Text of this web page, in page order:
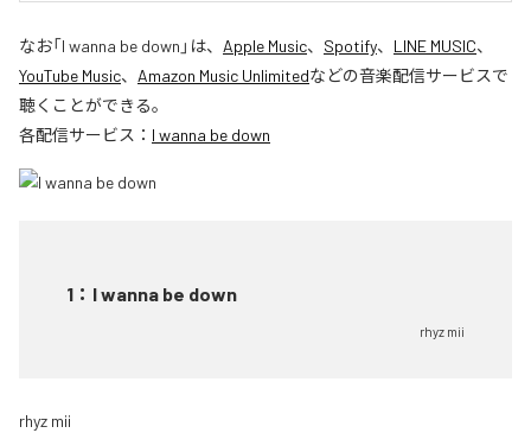
なお「I wanna be down 」は、 Apple Music、 Spotify、 LINE MUSIC、
YouTube Music、 Amazon Music Unlimitedなどの音楽配信サービスで
聴くことができる。
各配信サービス： I wanna be down
1 ： I wanna be down
rhyz mii
rhyz mii